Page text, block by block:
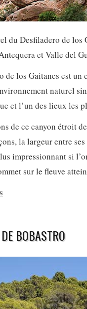
du Desfiladero de los
et Valle del
de los Gaitanes est
naturel
et l’un des lieux les
de ce canyon étroit
la largeur entre
impressionnant si
sur le fleuve
BOBASTRO